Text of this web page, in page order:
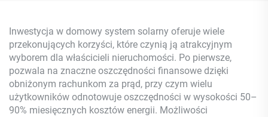
Inwestycja w domowy system solarny oferuje wiele
przekonujących korzyści, które czynią ją atrakcyjnym
wyborem dla właścicieli nieruchomości. Po pierwsze,
pozwala na znaczne oszczędności finansowe dzięki
obniżonym rachunkom za prąd, przy czym wielu
użytkowników odnotowuje oszczędności w wysokości 50–
90% miesięcznych kosztów energii. Możliwości